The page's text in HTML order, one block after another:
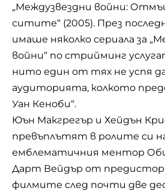
„Междузвездни войни:
ситите“ (2005). През
имаше няколко сериала за
войни“ по стрийминг
нито един от тях не успя да
аудиторията, колкото
Уан Кеноби“.
Юън Макгрегър и Хейдън
превъплътят в ролите си
емблематичния ментор
Дарт Вейдър от
филмите след почти две